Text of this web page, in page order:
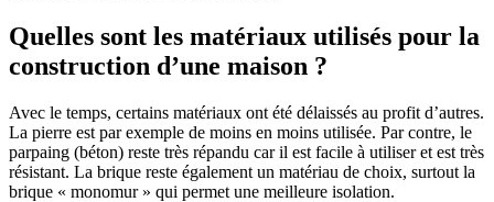
Quelles sont les matériaux utilisés pour la
construction d’une maison ?
Avec le temps, certains matériaux ont été délaissés au profit d’autres.
La pierre est par exemple de moins en moins utilisée. Par contre, le
parpaing (béton) reste très répandu car il est facile à utiliser et est très
résistant. La brique reste également un matériau de choix, surtout la
brique « monomur » qui permet une meilleure isolation.